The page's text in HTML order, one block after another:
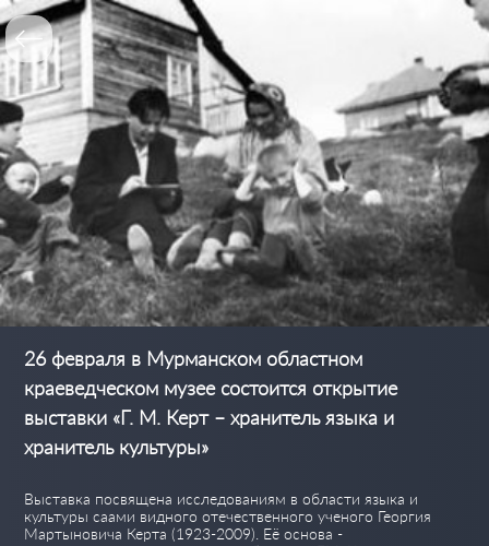
26 февраля в Мурманском областном
краеведческом музее состоится открытие
выставки «Г. М. Керт – хранитель языка и
хранитель культуры»
Выставка посвящена исследованиям в области языка и
культуры саами видного отечественного ученого Георгия
Мартыновича Керта (1923-2009). Её основа -